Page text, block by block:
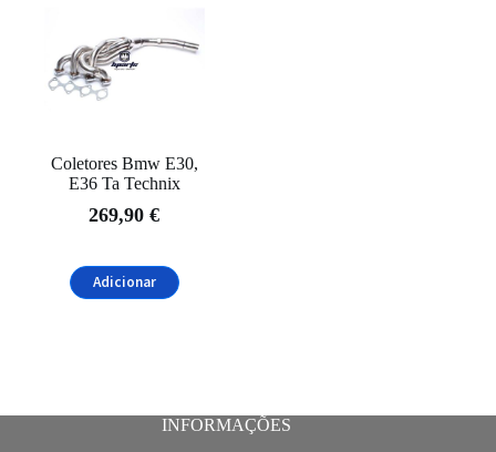
Coletores Bmw E30,
E36 Ta Technix
269,90€
Adicionar
INFORMAÇÕES